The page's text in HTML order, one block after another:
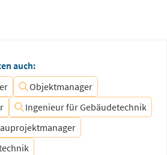
auch:
Objektmanager
Ingenieur für Gebäudetechnik